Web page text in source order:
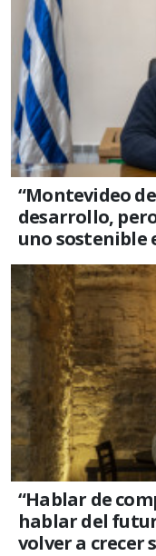
“Montevideo
desarrollo,
uno sostenible
“Hablar de
hablar del
volver a crecer